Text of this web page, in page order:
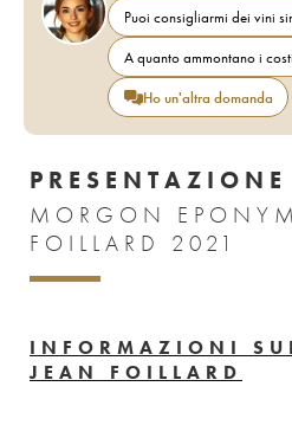
Puoi consigliarmi dei vini
A quanto ammontano i
Ho un'altra domanda
PRESENTAZIONE
MORGON
FOILLARD 2021
INFORMAZIONI
JEAN FOILLARD